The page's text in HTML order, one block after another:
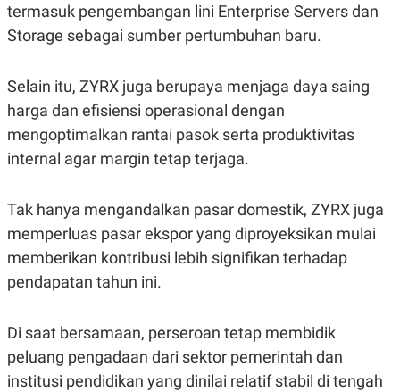
E
S
T
I
KANAL
S
A
T
A
A
A
G
E
O
N
T
N
P
S
S
termasuk pengembangan lini Enterprise Servers dan
Storage sebagai sumber pertumbuhan baru.
Selain itu, ZYRX juga berupaya menjaga daya saing
harga dan efisiensi operasional dengan
mengoptimalkan rantai pasok serta produktivitas
internal agar margin tetap terjaga.
Tak hanya mengandalkan pasar domestik, ZYRX juga
memperluas pasar ekspor yang diproyeksikan mulai
memberikan kontribusi lebih signifikan terhadap
pendapatan tahun ini.
Di saat bersamaan, perseroan tetap membidik
peluang pengadaan dari sektor pemerintah dan
institusi pendidikan yang dinilai relatif stabil di tengah